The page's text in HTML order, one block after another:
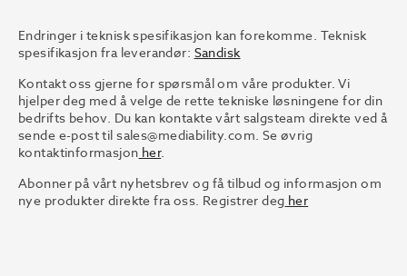
Endringer i teknisk spesifikasjon kan forekomme. Teknisk
spesifikasjon fra leverandør: Sandisk
Kontakt oss gjerne for spørsmål om våre produkter. Vi
hjelper deg med å velge de rette tekniske løsningene for din
bedrifts behov. Du kan kontakte vårt salgsteam direkte ved å
sende e-post tilsales@mediability.com. Se øvrig
kontaktinformasjon her.
Abonner på vårt nyhetsbrev og få tilbud og informasjon om
nye produkter direkte fra oss. Registrer deg her